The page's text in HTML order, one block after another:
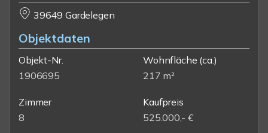
39649 Gardelegen
Objektdaten
Objekt-Nr.
1906695
Wohnfläche (ca.)
217 m²
Zimmer
8
Kaufpreis
525.000,- €